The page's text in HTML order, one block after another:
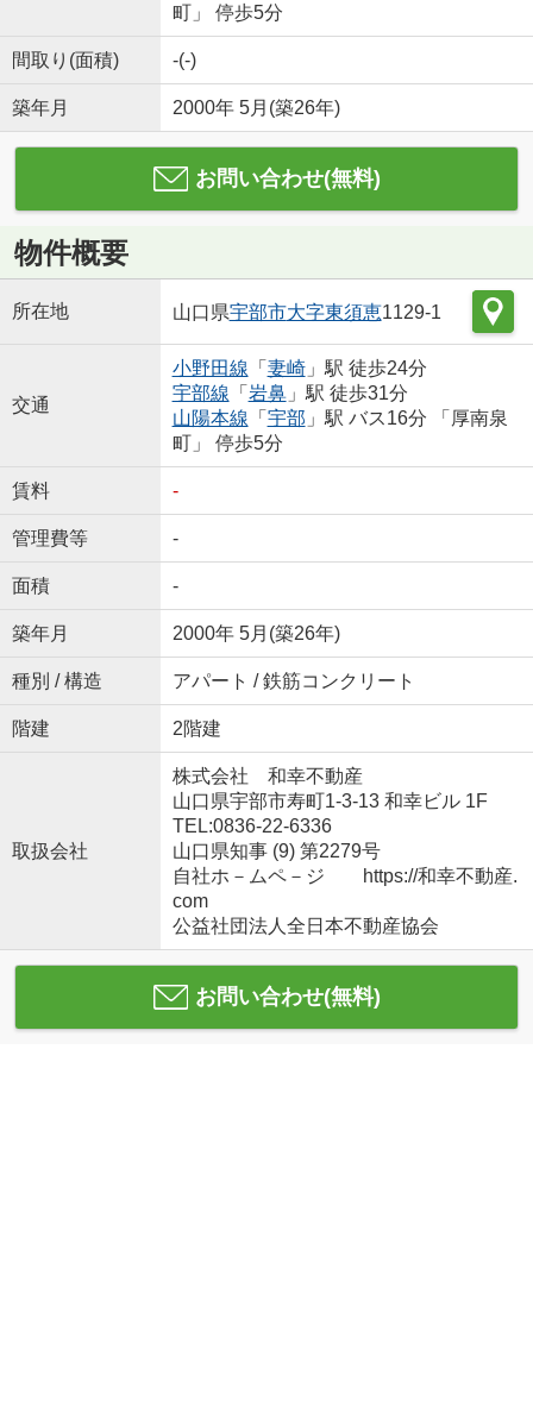
町」 停歩5分
間取り(面積) -(-)
築年月 2000年 5月(築26年)
お問い合わせ(無料)
物件概要
所在地 山口県宇部市大字東須恵1129-1
交通
小野田線 「 妻崎」駅 徒歩24分
宇部線 「 岩鼻」駅 徒歩31分
山陽本線 「 宇部 」駅 バス16分 「厚南泉
町」 停歩5分
賃料 -
管理費等 -
面積 -
築年月 2000年 5月(築26年)
種別 / 構造 アパート / 鉄筋コンクリート
階建 2階建
取扱会社
株式会社 和幸不動産
山口県宇部市寿町1-3-13 和幸ビル 1F
TEL:0836-22-6336
山口県知事 (9) 第2279号
自社ホ－ムペ－ジ https://和幸不動産.
com
公益社団法人全日本不動産協会
お問い合わせ(無料)